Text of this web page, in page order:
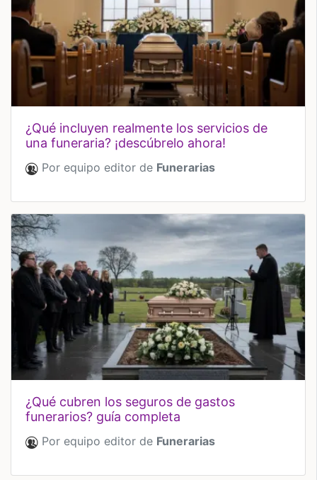
¿qué incluyen realmente los servicios de
una funeraria? ¡descúbrelo ahora!
Por equipo editor de Funerarias
¿qué cubren los seguros de gastos
funerarios? guía completa
Por equipo editor de Funerarias